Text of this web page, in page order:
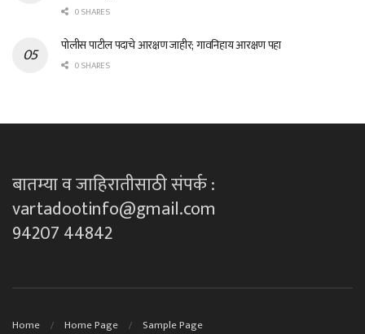
0 SHARES
पोलीस पाटील पदाचे आरक्षण जाहीर; गावनिहाय आरक्षण पहा
0 SHARES
बातम्या व जाहिरातीसाठी संपर्क :
vartadootinfo@gmail.com
94207 44842
Home Home Page Sample Page